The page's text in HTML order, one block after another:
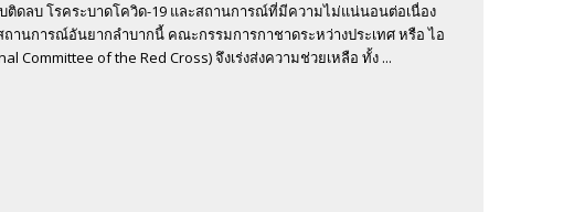
ติดลบ โรคระบาดโควิด-19 และสถานการณ์ที่มีความไม่แน่นอนต่อเนื่อง
านการณ์อันยากลำบากนี้ คณะกรรมการกาชาดระหว่างประเทศ หรือ ไอ
Committee of the Red Cross) จึงเร่งส่งความช่วยเหลือ ทั้ง ...